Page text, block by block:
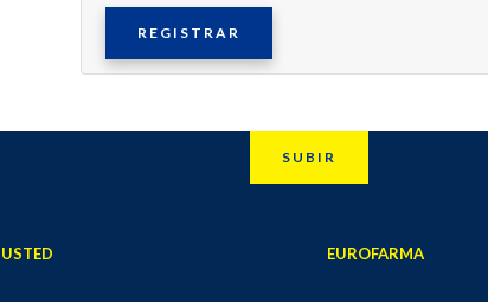
REGISTRAR
SUBIR
EUROFARMA